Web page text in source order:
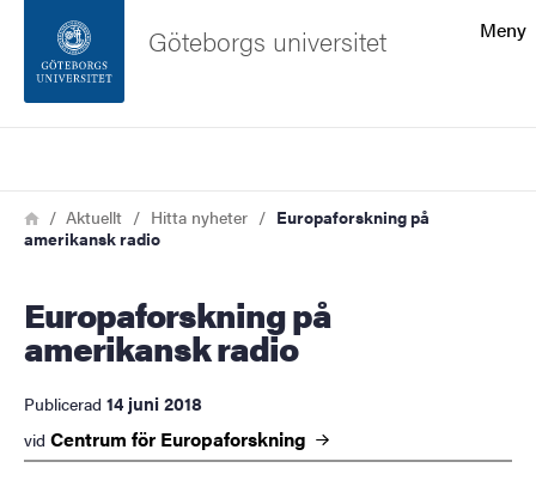
Sidfoten
Om webbplatsen
Meny
Göteborgs universitet
Länkstig
HemAktuellt Hitta nyheter
Europaforskning på
amerikansk radio
Europaforskning på
amerikansk radio
Publicerad 14 juni 2018
vid Centrum för Europaforskning